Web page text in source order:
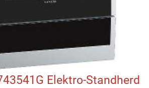
Elektro-Standherd